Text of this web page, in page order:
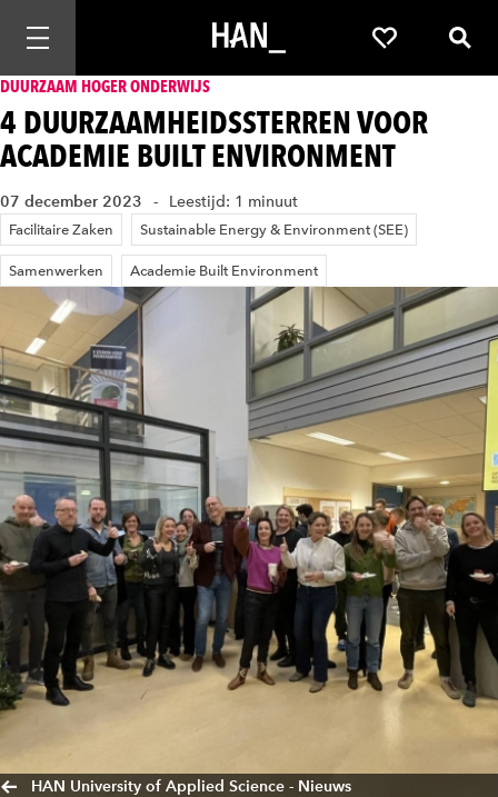
Mobiele navigatie openen Favorieten
DUURZAAM HOGER ONDERWIJS
4 DUURZAAMHEIDSSTERREN VOOR
ACADEMIE BUILT ENVIRONMENT
07 december 2023 Leestijd: 1 minuut
Facilitaire Zaken Sustainable Energy & Environment (SEE)
Samenwerken Academie Built Environment
HAN University of Applied Science - Nieuws